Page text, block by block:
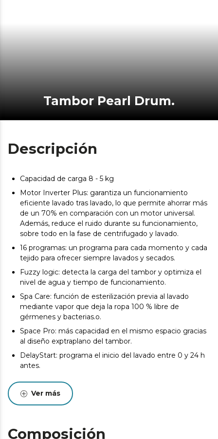
Tambor Pearl Drum.
Descripción
Capacidad de carga 8 - 5 kg
Motor Inverter Plus: garantiza un funcionamiento
eficiente lavado tras lavado, lo que permite ahorrar más
de un 70% en comparación con un motor universal.
Además, reduce el ruido durante su funcionamiento,
sobre todo en la fase de centrifugado y lavado.
16 programas: un programa para cada momento y cada
tejido para ofrecer siempre lavados y secados.
Fuzzy logic: detecta la carga del tambor y optimiza el
nivel de agua y tiempo de funcionamiento.
Spa Care: función de esterilización previa al lavado
mediante vapor que deja la ropa 100 % libre de
gérmenes y bacterias.o.
Space Pro: más capacidad en el mismo espacio gracias
al diseño exptraplano del tambor.
DelayStart: programa el inicio del lavado entre 0 y 24 h
antes.
KidLock: bloqueo de seguridad para niños.
Comfort Mode: gracias al sistema ESC ajusta el lavado y
centrifugado a un modo ultra silencioso para que pueda
Display touch: controla la lavadora de forma cómoda
Ver más
Composición